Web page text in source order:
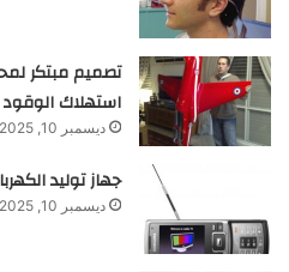
استهلاك الوقود
ديسمبر 10, 2025
جهاز توليد
ديسمبر 10, 2025